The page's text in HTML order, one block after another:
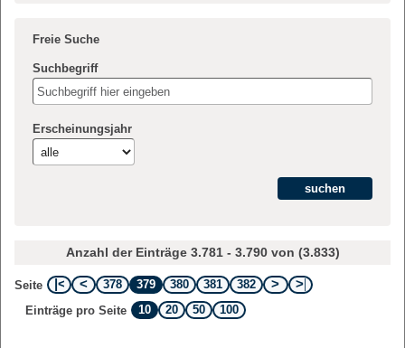
Freie Suche
Suchbegriff
Erscheinungsjahr
Anzahl der Einträge 3.781 - 3.790 von (3.833)
Seite 378 379 380 381
382
Einträge pro Seite
10 20 50 100